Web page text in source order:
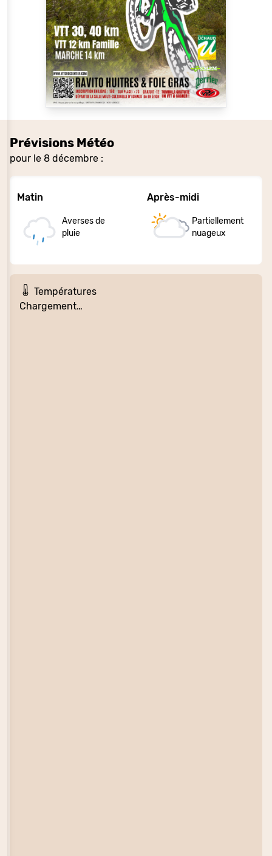
Prévisions Météo
pour le 8 décembre :
Matin
Averses de
pluie
Après-midi
Partiellement
nuageux
Températures
Chargement…